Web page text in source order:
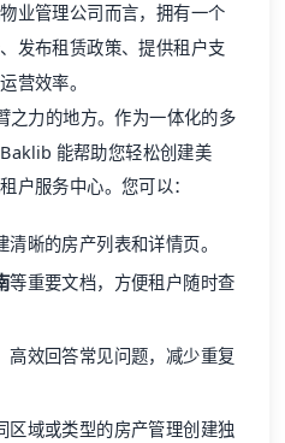
业管理公司而言，拥有一个
发布租赁政策、提供租户支
营效率。
之力的地方。作为一体化的多
能帮助您轻松创建美
户服务中心。您可以：
清晰的房产列表和详情页。
等重要文档，方便租户随时查
高效回答常见问题，减少重复
区域或类型的房产管理创建独